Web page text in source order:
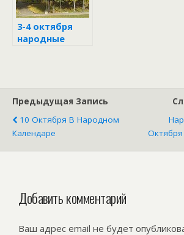
3-4 октября
народные
Предыдущая Запись
10 Октября В Народном
Календаре
Добавить комментарий
Ваш адрес email не будет